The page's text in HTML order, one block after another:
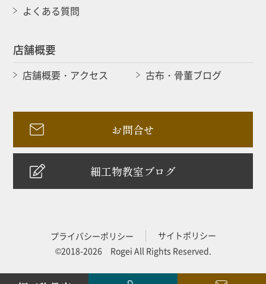
よくある質問
店舗概要
店舗概要・アクセス 古布・骨董ブログ
お問合せ
細工物教室ブログ
プライバシーポリシー
サイトポリシー
©2018-2026 Rogei All Rights Reserved.